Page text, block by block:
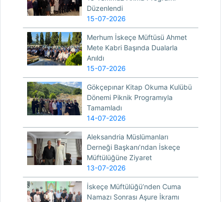
Düzenlendi
15-07-2026
Merhum İskeçe Müftüsü Ahmet
Mete Kabri Başında Dualarla
Anıldı
15-07-2026
Gökçepınar Kitap Okuma Kulübü
Dönemi Piknik Programıyla
Tamamladı
14-07-2026
Aleksandria Müslümanları
Derneği Başkanı’ndan İskeçe
Müftülüğüne Ziyaret
13-07-2026
İskeçe Müftülüğü’nden Cuma
Namazı Sonrası Aşure İkramı